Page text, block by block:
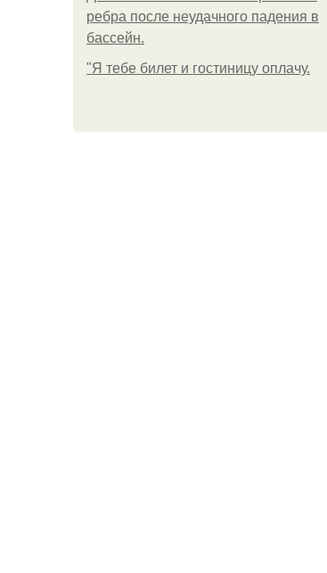
ребра после неудачного падения в
бассейн.
"Я тебе билет и гостиницу оплачу.